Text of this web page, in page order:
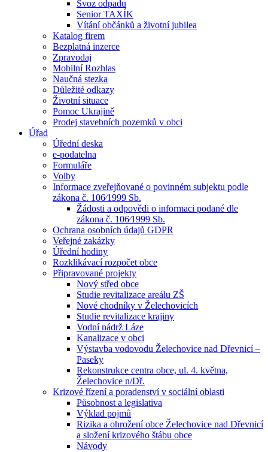
Svoz odpadu
Senior TAXÍK
Vítání občánků a životní jubilea
Katalog firem
Bezplatná inzerce
Zpravodaj
Mobilní Rozhlas
Naučná stezka
Důležité odkazy
Životní situace
Pomoc Ukrajině
Prodej stavebních pozemků v obci
Úřad
Úřední deska
e-podatelna
Formuláře
Volby
Informace zveřejňované o povinném subjektu podle
zákona č. 106⁄1999 Sb.
Žádosti a odpovědi o informaci podané dle
zákona č. 106⁄1999 Sb.
Ochrana osobních údajů GDPR
Veřejné zakázky
Úřední hodiny
Rozklikávací rozpočet obce
Připravované projekty
Nový střed obce
Studie revitalizace areálu ZŠ
Nové chodníky v Želechovicích
Studie revitalizace krajiny
Vodní nádrž Láze
Kanalizace v obci
Výstavba vodovodu Želechovice nad Dřevnicí –
Paseky
Rekonstrukce centra obce, ul. 4. května,
Želechovice n/Dř.
Krizové řízení a poradenství v sociální oblasti
Působnost a legislativa
Výklad pojmů
Rizika a ohrožení obce Želechovice nad Dřevnicí
a složení krizového štábu obce
Návody